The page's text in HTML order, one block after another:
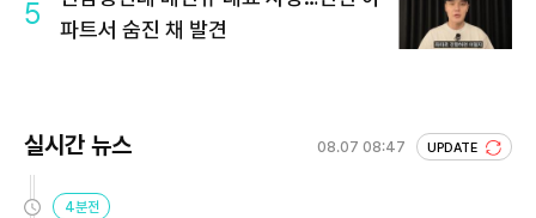
5
파트서 숨진 채 발견
실시간 뉴스 08.07 08:47 UPDATE
4분전